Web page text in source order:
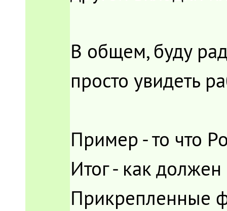
В общем, буду
просто увидеть
Пример - то что
Итог - как
Прикрепленные